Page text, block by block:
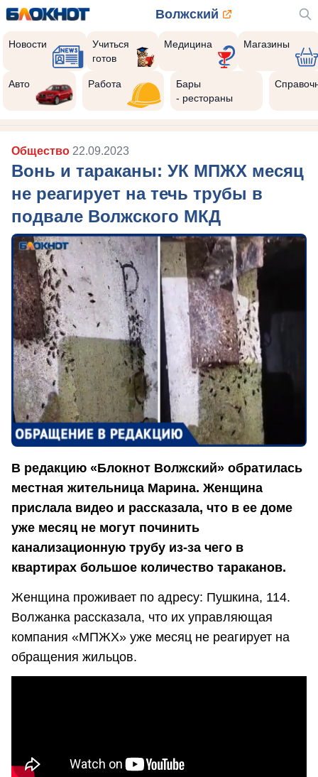
Волжский
Новости
Учиться
готов
Медицина Магазины
Авто Работа
Бары
- рестораны
Общество 22.09.2023
Вонь и тараканы: УК МПЖХ месяц
не реагирует на течь трубы в
подвале Волжского МКД
В редакцию «Блокнот Волжский» обратилась
местная жительница Марина. Женщина
прислала видео и рассказала, что в ее доме
уже месяц не могут починить
канализационную трубу из-за чего в
квартирах большое количество тараканов.
Женщина проживает по адресу: Пушкина, 114.
Волжанка рассказала, что их управляющая
компания «МПЖХ» уже месяц не реагирует на
обращения жильцов.